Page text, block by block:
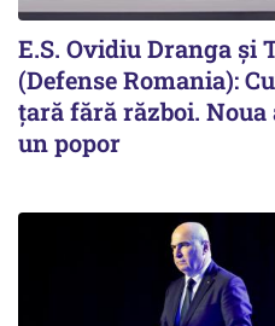
E.S. Ovidiu Dranga și
(Defense Romania):
țară fără război.
un popor